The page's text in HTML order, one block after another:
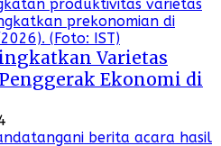
Varietas
Ekonomi di